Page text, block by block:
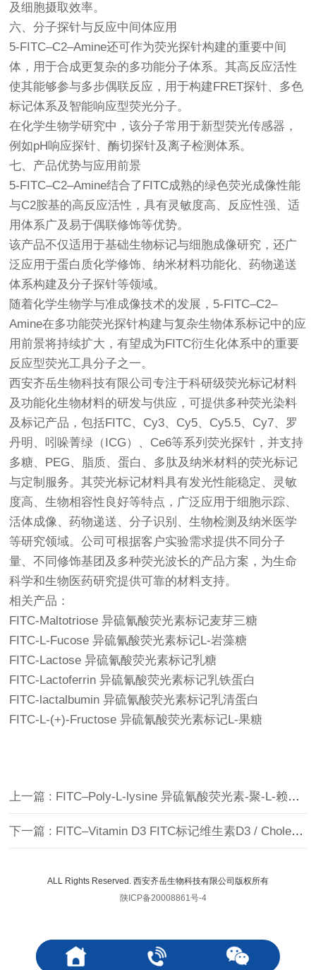
及细胞摄取效率。
六、分子探针与反应中间体应用
5-FITC–C2–Amine还可作为荧光探针构建的重要中间
体，用于合成更复杂的多功能分子体系。其高反应活性
使其能够参与多步偶联反应，用于构建FRET探针、多色
标记体系及智能响应型荧光分子。
在化学生物学研究中，该分子常用于新型荧光传感器，
例如pH响应探针、酶切探针及离子检测体系。
七、产品优势与应用前景
5-FITC–C2–Amine结合了FITC成熟的绿色荧光成像性能
与C2胺基的高反应活性，具有灵敏度高、反应性强、适
用体系广及易于偶联修饰等优势。
该产品不仅适用于基础生物标记与细胞成像研究，还广
泛应用于蛋白质化学修饰、纳米材料功能化、药物递送
体系构建及分子探针等领域。
随着化学生物学与准成像技术的发展，5-FITC–C2–
Amine在多功能荧光探针构建与复杂生物体系标记中的应
用前景将持续扩大，有望成为FITC衍生化体系中的重要
反应型荧光工具分子之一。
西安齐岳生物科技有限公司专注于科研级荧光标记材料
及功能化生物材料的研发与供应，可提供多种荧光染料
及标记产品，包括FITC、Cy3、Cy5、Cy5.5、Cy7、罗
丹明、吲哚菁绿（ICG）、Ce6等系列荧光探针，并支持
多糖、PEG、脂质、蛋白、多肽及纳米材料的荧光标记
与定制服务。其荧光标记材料具有发光性能稳定、灵敏
度高、生物相容性良好等特点，广泛应用于细胞示踪、
活体成像、药物递送、分子识别、生物检测及纳米医学
等研究领域。公司可根据客户实验需求提供不同分子
量、不同修饰基团及多种荧光波长的产品方案，为生命
科学和生物医药研究提供可靠的材料支持。
相关产品：
FITC-Maltotriose 异硫氰酸荧光素标记麦芽三糖
FITC-L-Fucose 异硫氰酸荧光素标记L-岩藻糖
FITC-Lactose 异硫氰酸荧光素标记乳糖
FITC-Lactoferrin 异硫氰酸荧光素标记乳铁蛋白
FITC-lactalbumin 异硫氰酸荧光素标记乳清蛋白
FITC-L-(+)-Fructose 异硫氰酸荧光素标记L-果糖
上一篇 : FITC–Poly-L-lysine 异硫氰酸荧光素-聚-L-赖氨酸
下一篇 : FITC–Vitamin D3 FITC标记维生素D3 / Cholecalciferol
ALL Rights Reserved. 西安齐岳生物科技有限公司版权所有
陕ICP备20008861号-4